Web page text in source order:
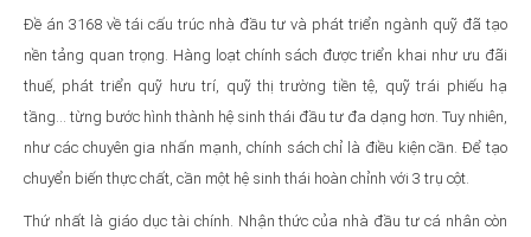
Đề án 3168 về tái cấu trúc nhà đầu tư và phát triển ngành quỹ đã tạo
nền tảng quan trọng. Hàng loạt chính sách được triển khai như ưu đãi
thuế, phát triển quỹ hưu trí, quỹ thị trường tiền tệ, quỹ trái phiếu hạ
tầng… từng bước hình thành hệ sinh thái đầu tư đa dạng hơn. Tuy nhiên,
như các chuyên gia nhấn mạnh, chính sách chỉ là điều kiện cần. Để tạo
chuyển biến thực chất, cần một hệ sinh thái hoàn chỉnh với 3 trụ cột.
Thứ nhất là giáo dục tài chính. Nhận thức của nhà đầu tư cá nhân còn